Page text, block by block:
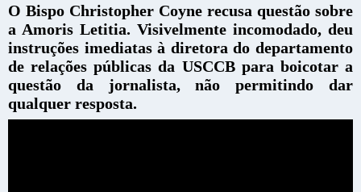
O Bispo Christopher Coyne recusa questão sobre
a Amoris Letitia. Visivelmente incomodado, deu
instruções imediatas à diretora do departamento
de relações públicas da USCCB para boicotar a
questão da jornalista, não permitindo dar
qualquer resposta.